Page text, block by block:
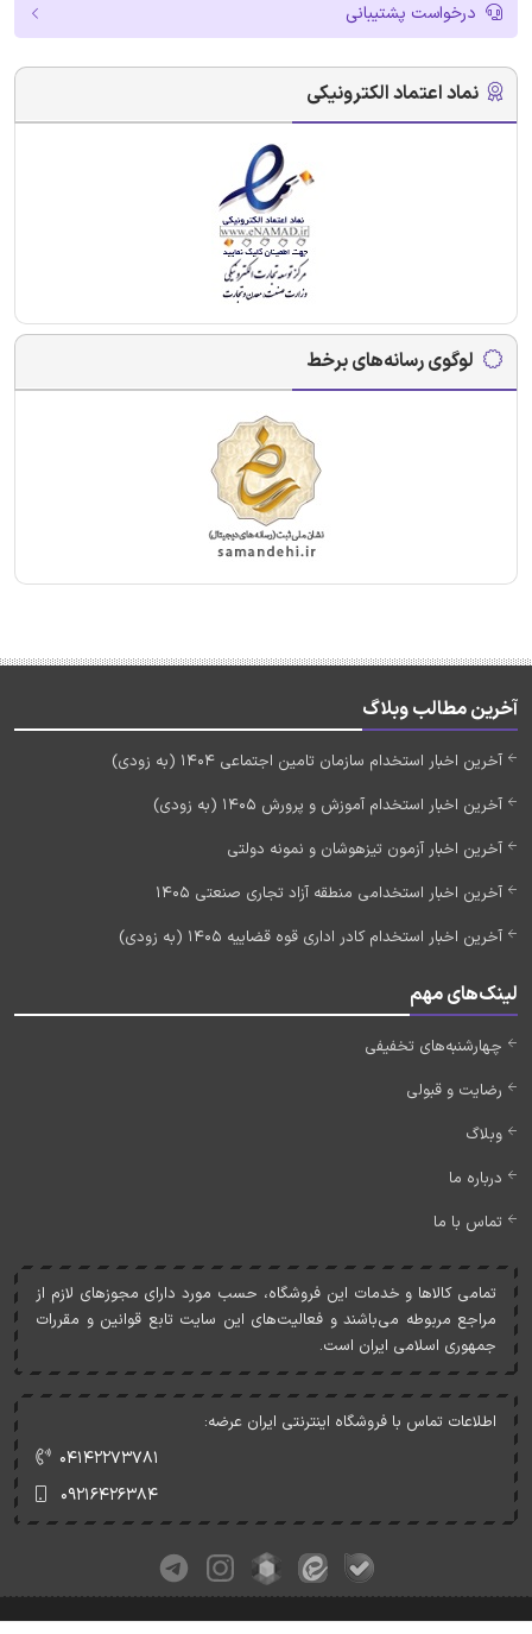
درخواست پشتیبانی
نماد اعتماد الکترونیکی
لوگوی رسانه‌های برخط
آخرین مطالب وبلاگ
آخرین اخبار استخدام سازمان تامین اجتماعی 1404 (به زودی)
آخرین اخبار استخدام آموزش و پرورش 1405 (به زودی)
آخرین اخبار آزمون تیزهوشان و نمونه دولتی
آخرین اخبار استخدامی منطقه آزاد تجاری صنعتی 1405
آخرین اخبار استخدام کادر اداری قوه قضاییه 1405 (به زودی)
لینک‌های مهم
چهارشنبه‌های تخفیفی
رضایت و قبولی
وبلاگ
درباره ما
تماس با ما
تمامی کالاها و خدمات اين فروشگاه، حسب مورد دارای مجوزهای لازم از
مراجع مربوطه می‌باشند و فعاليت‌های اين سايت تابع قوانين و مقررات
جمهوری اسلامی ايران است.
اطلاعات تماس با فروشگاه اینترنتی ایران عرضه:
۰۴۱۴۲۲۷۳۷۸۱
۰۹۲۱۶۴۲۶۳۸۴